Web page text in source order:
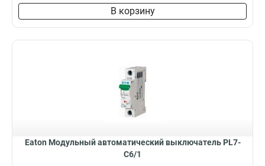
В корзину
Eaton Модульный автоматический выключатель PL7-
C6/1